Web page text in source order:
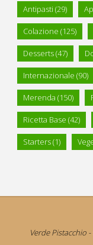
Antipasti (29)
Colazione (125)
Desserts(47)
Internazionale (90)
Merenda (150)
Ricetta Base (42)
Starters(1)
Verde Pistacchio